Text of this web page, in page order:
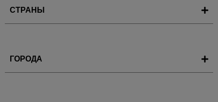
СТРАНЫ
ГОРОДА